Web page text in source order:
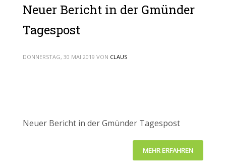
Neuer Bericht in der Gmünder
Tagespost
DONNERSTAG, 30 MAI 2019 VON CLAUS
Neuer Bericht in der Gmünder Tagespost
MEHR ERFAHREN